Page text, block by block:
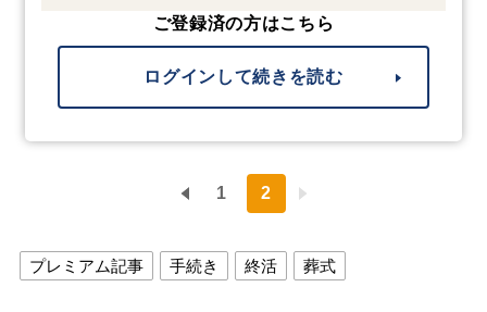
ご登録済の方はこちら
ログインして続きを読む
1 2
プレミアム記事 手続き 終活 葬式